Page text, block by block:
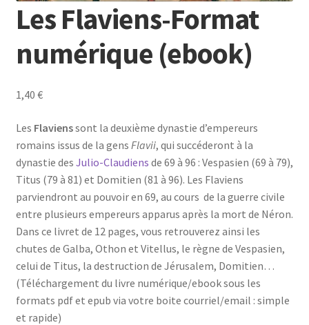
Les Flaviens-Format
numérique (ebook)
1,40 €
Les Flavienssont la deuxième dynastie d’empereurs
romains issus de la gens Flavii, qui succéderont à la
dynastie des Julio-Claudiens de 69 à 96 : Vespasien (69 à 79),
Titus (79 à 81) et Domitien (81 à 96). Les Flaviens
parviendront au pouvoir en 69, au cours de la guerre civile
entre plusieurs empereurs apparus après la mort de Néron.
Dans ce livret de 12 pages, vous retrouverez ainsi les
chutes de Galba, Othon et Vitellus, le règne de Vespasien,
celui de Titus, la destruction de Jérusalem, Domitien…
(Téléchargement du livre numérique/ebook sous les
formats pdf et epub via votre boite courriel/email : simple
et rapide)